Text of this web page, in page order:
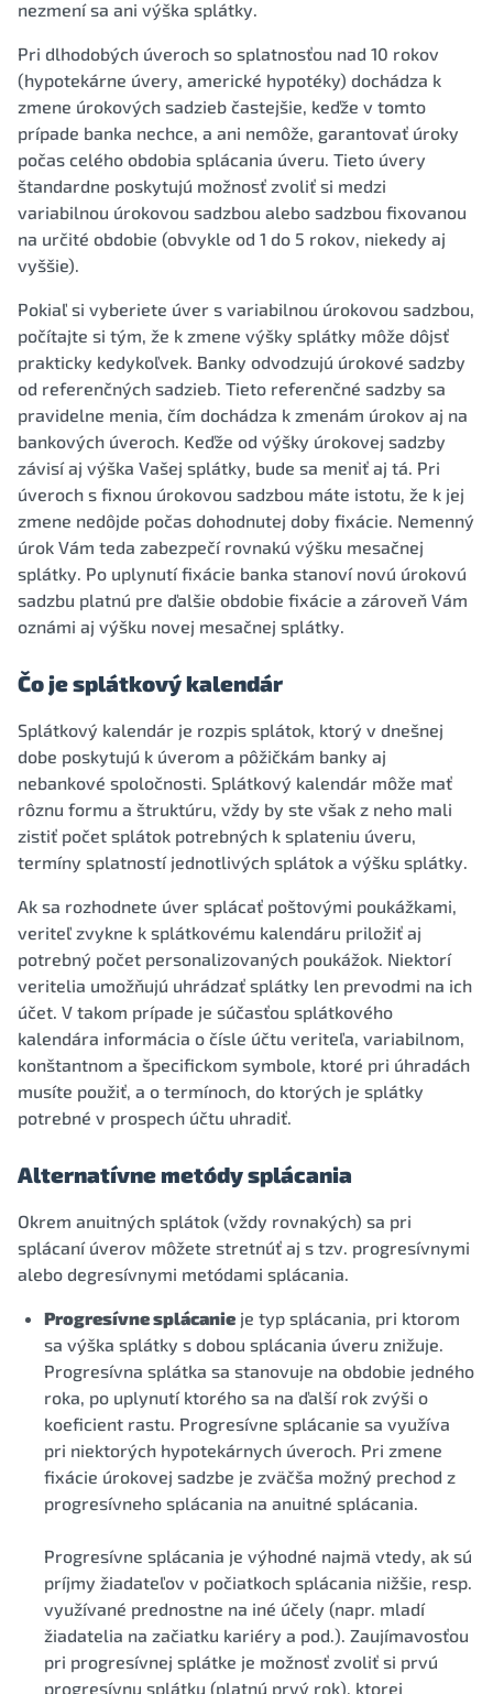
nezmení sa ani výška splátky.
Pri dlhodobých úveroch so splatnosťou nad 10 rokov
(hypotekárne úvery, americké hypotéky) dochádza k
zmene úrokových sadzieb častejšie, keďže v tomto
prípade banka nechce, a ani nemôže, garantovať úroky
počas celého obdobia splácania úveru. Tieto úvery
štandardne poskytujú možnosť zvoliť si medzi
variabilnou úrokovou sadzbou alebo sadzbou fixovanou
na určité obdobie (obvykle od 1 do 5 rokov, niekedy aj
vyššie).
Pokiaľ si vyberiete úver s variabilnou úrokovou sadzbou,
počítajte si tým, že k zmene výšky splátky môže dôjsť
prakticky kedykoľvek. Banky odvodzujú úrokové sadzby
od referenčných sadzieb. Tieto referenčné sadzby sa
pravidelne menia, čím dochádza k zmenám úrokov aj na
bankových úveroch. Keďže od výšky úrokovej sadzby
závisí aj výška Vašej splátky, bude sa meniť aj tá. Pri
úveroch s fixnou úrokovou sadzbou máte istotu, že k jej
zmene nedôjde počas dohodnutej doby fixácie. Nemenný
úrok Vám teda zabezpečí rovnakú výšku mesačnej
splátky. Po uplynutí fixácie banka stanoví novú úrokovú
sadzbu platnú pre ďalšie obdobie fixácie a zároveň Vám
oznámi aj výšku novej mesačnej splátky.
Čo je splátkový kalendár
Splátkový kalendár je rozpis splátok, ktorý v dnešnej
dobe poskytujú k úverom a pôžičkám banky aj
nebankové spoločnosti. Splátkový kalendár môže mať
rôznu formu a štruktúru, vždy by ste však z neho mali
zistiť počet splátok potrebných k splateniu úveru,
termíny splatností jednotlivých splátok a výšku splátky.
Ak sa rozhodnete úver splácať poštovými poukážkami,
veriteľ zvykne k splátkovému kalendáru priložiť aj
potrebný počet personalizovaných poukážok. Niektorí
veritelia umožňujú uhrádzať splátky len prevodmi na ich
účet. V takom prípade je súčasťou splátkového
kalendára informácia o čísle účtu veriteľa, variabilnom,
konštantnom a špecifickom symbole, ktoré pri úhradách
musíte použiť, a o termínoch, do ktorých je splátky
potrebné v prospech účtu uhradiť.
Alternatívne metódy splácania
Okrem anuitných splátok (vždy rovnakých) sa pri
splácaní úverov môžete stretnúť aj s tzv. progresívnymi
alebo degresívnymi metódami splácania.
Progresívne splácanie je typ splácania, pri ktorom
sa výška splátky s dobou splácania úveru znižuje.
Progresívna splátka sa stanovuje na obdobie jedného
roka, po uplynutí ktorého sa na ďalší rok zvýši o
koeficient rastu. Progresívne splácanie sa využíva
pri niektorých hypotekárnych úveroch. Pri zmene
fixácie úrokovej sadzbe je zväčša možný prechod z
progresívneho splácania na anuitné splácania.
Progresívne splácania je výhodné najmä vtedy, ak sú
príjmy žiadateľov v počiatkoch splácania nižšie, resp.
využívané prednostne na iné účely (napr. mladí
žiadatelia na začiatku kariéry a pod.). Zaujímavosťou
pri progresívnej splátke je možnosť zvoliť si prvú
progresívnu splátku (platnú prvý rok), ktorej